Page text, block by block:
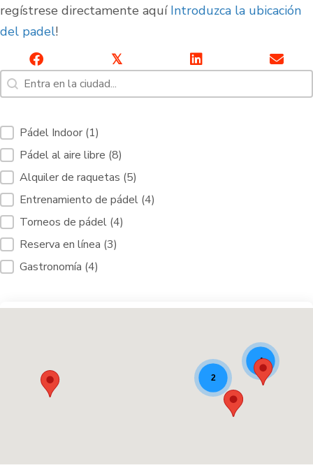
regístrese directamente aquí Introduzca la ubicación
del padel!
𝕏
Búsqueda [7]
Buscar contenido
Servicios de filtrado Pistas de pádel [10]
Pádel Indoor (1)
Pádel al aire libre (8)
Alquiler de raquetas (5)
Entrenamiento de pádel (4)
Torneos de pádel (4)
Reserva en línea (3)
Gastronomía (4)
4
2